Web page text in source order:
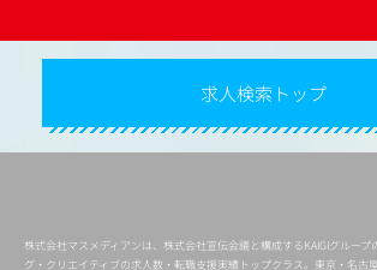
求人検索トップ
株式会社マスメディアンは、株式会社宣伝会議と構成するKAIGIグループ
グ・クリエイティブの求人数・転職支援実績トップクラス。東京・名古